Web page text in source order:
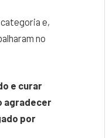
e,
no
e curar
agradecer
por